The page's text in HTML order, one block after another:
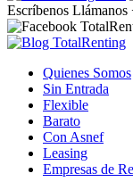
Escríbenos Llámanos
Quienes Somos
Sin Entrada
Flexible
Barato
Con Asnef
Leasing
Empresas de